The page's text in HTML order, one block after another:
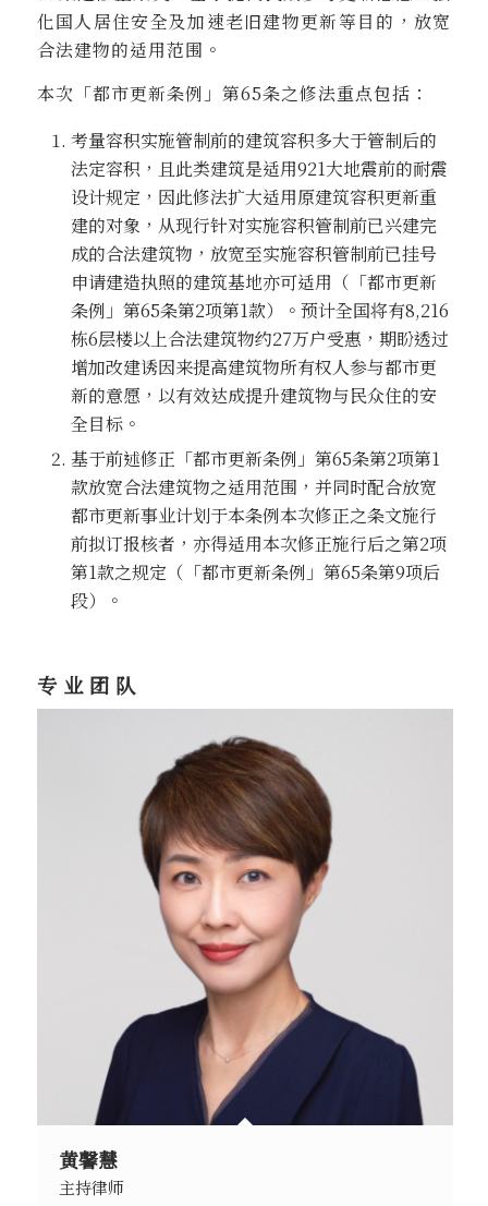
化国人居住安全及加速老旧建物更新等目的，放宽
合法建物的适用范围。
本次「都市更新条例」第65条之修法重点包括：
考量容积实施管制前的建筑容积多大于管制后的
法定容积，且此类建筑是适用921大地震前的耐震
设计规定，因此修法扩大适用原建筑容积更新重
建的对象，从现行针对实施容积管制前已兴建完
成的合法建筑物，放宽至实施容积管制前已挂号
申请建造执照的建筑基地亦可适用（「都市更新
条例」第65条第2项第1款）。预计全国将有8,216
栋6层楼以上合法建筑物约27万户受惠，期盼透过
增加改建诱因来提高建筑物所有权人参与都市更
新的意愿，以有效达成提升建筑物与民众住的安
全目标。
基于前述修正「都市更新条例」第65条第2项第1
款放宽合法建筑物之适用范围，并同时配合放宽
都市更新事业计划于本条例本次修正之条文施行
前拟订报核者，亦得适用本次修正施行后之第2项
第1款之规定（「都市更新条例」第65条第9项后
段）。
专业团队
黄馨慧
主持律师